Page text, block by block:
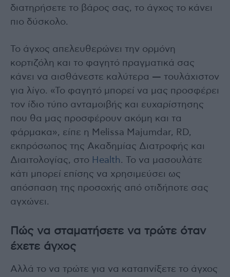
διατηρήσετε το βάρος σας, το άγχος το κάνει
πιο δύσκολο.
Το άγχος απελευθερώνει την ορμόνη
κορτιζόλη και το φαγητό πραγματικά σας
κάνει να αισθάνεστε καλύτερα — τουλάχιστον
για λίγο. «Το φαγητό μπορεί να μας προσφέρει
τον ίδιο τύπο ανταμοιβής και ευχαρίστησης
που θα μας προσφέρουν ακόμη και τα
φάρμακα», είπε η Melissa Majumdar, RD,
εκπρόσωπος της Ακαδημίας Διατροφής και
Διαιτολογίας, στο Health. Το να μασουλάτε
κάτι μπορεί επίσης να χρησιμεύσει ως
απόσπαση της προσοχής από οτιδήποτε σας
αγχώνει.
Πώς να σταματήσετε να τρώτε όταν
έχετε άγχος
Αλλά το να τρώτε για να καταπνίξετε το άγχος